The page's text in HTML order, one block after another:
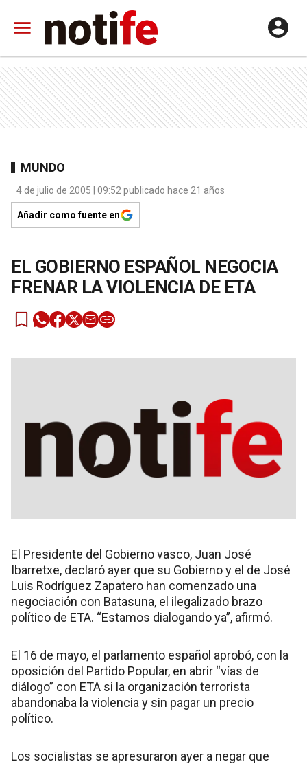
MUNDO
4 de julio de 2005 | 09:52 publicado hace 21 años
Añadir como fuente en
EL GOBIERNO ESPAÑOL NEGOCIA
FRENAR LA VIOLENCIA DE ETA
El Presidente del Gobierno vasco, Juan José
Ibarretxe, declaró ayer que su Gobierno y el de José
Luis Rodríguez Zapatero han comenzado una
negociación con Batasuna, el ilegalizado brazo
político de ETA. “Estamos dialogando ya”, afirmó.
El 16 de mayo, el parlamento español aprobó, con la
oposición del Partido Popular, en abrir “vías de
diálogo” con ETA si la organización terrorista
abandonaba la violencia y sin pagar un precio
político.
Los socialistas se apresuraron ayer a negar que